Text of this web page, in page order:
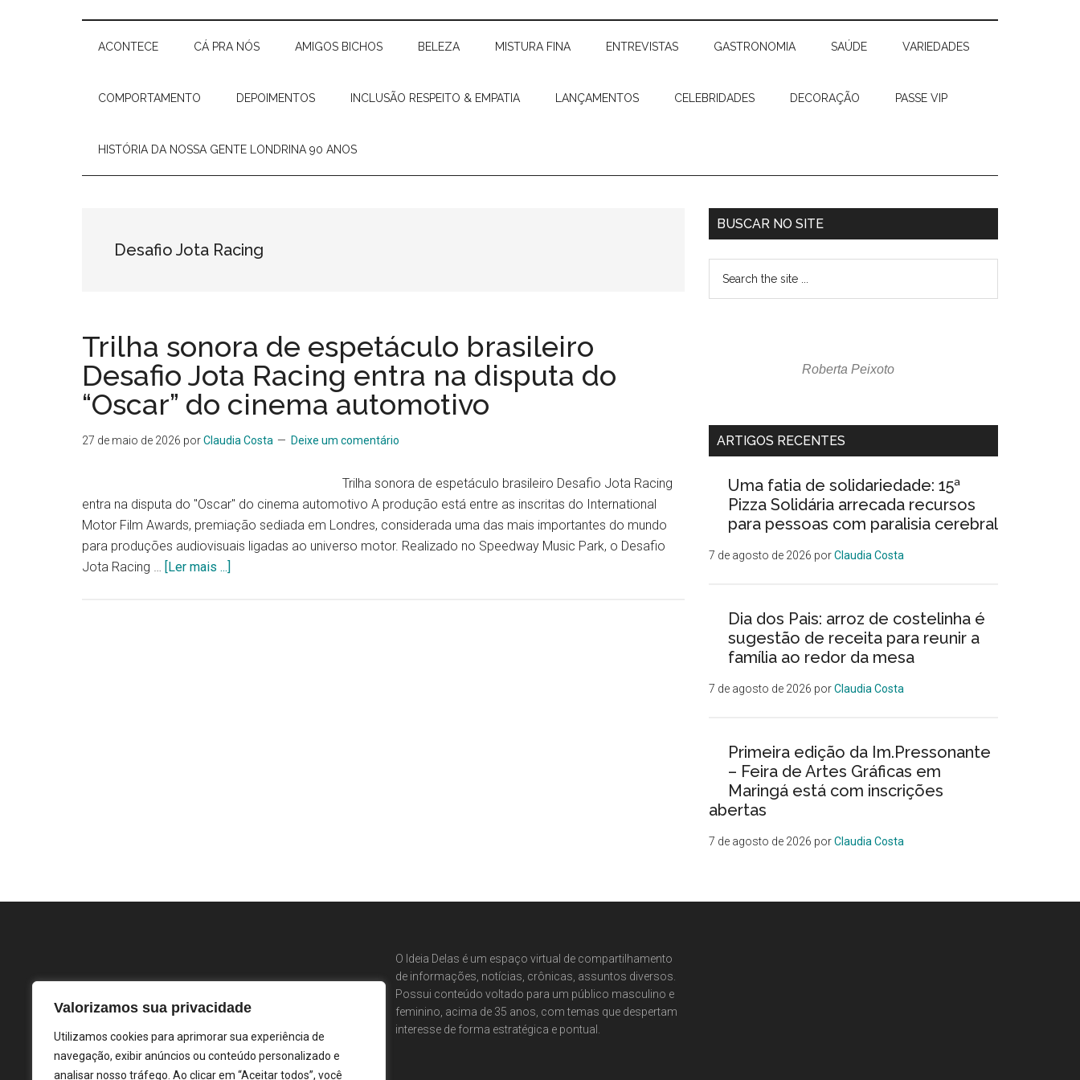
Valorizamos sua privacidade
Utilizamos cookies para aprimorar sua experiência de
navegação, exibir anúncios ou conteúdo personalizado e
analisar nosso tráfego. Ao clicar em “Aceitar todos”, você
Delas
Peixoto
ACONTECE CÁ PRA NÓS AMIGOS BICHOS BELEZA MISTURA FINA ENTREVISTAS GASTRONOMIA SAÚDE VARIEDADES
COMPORTAMENTO DEPOIMENTOS INCLUSÃO RESPEITO & EMPATIA LANÇAMENTOS CELEBRIDADES DECORAÇÃO PASSE VIP
HISTÓRIA DA NOSSA GENTE LONDRINA 90 ANOS
Desafio Jota Racing
Trilha sonora de espetáculo brasileiro
Desafio Jota Racing entra na disputa do
“Oscar” do cinema automotivo
27 de maio de 2026 porClaudia Costa Deixe um comentário
Trilha sonora de espetáculo brasileiro Desafio Jota Racing
entra na disputa do "Oscar" do cinema automotivo A produção está entre as inscritas do International
Motor Film Awards, premiação sediada em Londres, considerada uma das mais importantes do mundo
para produções audiovisuais ligadas ao universo motor. Realizado no Speedway Music Park, o Desafio
Jota Racing … [Ler mais ...]
BUSCAR NO SITE
Roberta Peixoto
ARTIGOS RECENTES
Uma fatia de solidariedade: 15ª
Pizza Solidária arrecada recursos
para pessoas com paralisia cerebral
7 de agosto de 2026 porClaudia Costa
Dia dos Pais: arroz de costelinha é
sugestão de receita para reunir a
família ao redor da mesa
7 de agosto de 2026 porClaudia Costa
Primeira edição da Im.Pressonante
– Feira de Artes Gráficas em
Maringá está com inscrições
abertas
7 de agosto de 2026 porClaudia Costa
O Ideia Delas é um espaço virtual de compartilhamento
de informações, notícias, crônicas, assuntos diversos.
Possui conteúdo voltado para um público masculino e
feminino, acima de 35 anos, com temas que despertam
interesse de forma estratégica e pontual.